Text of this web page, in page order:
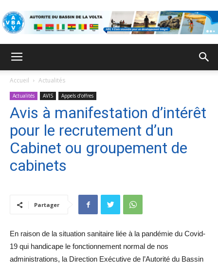
Accueil Actualités
Actualités AVIS Appels d’offres
Avis à manifestation d’intérêt
pour le recrutement d’un
Cabinet ou groupement de
cabinets
Partager
En raison de la situation sanitaire liée à la pandémie du Covid-
19 qui handicape le fonctionnement normal de nos
administrations, la Direction Exécutive de l’Autorité du Bassin